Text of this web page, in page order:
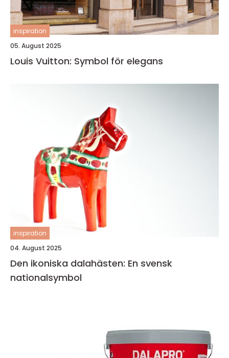
inspiration
05. August 2025
Louis Vuitton: Symbol för elegans
inspiration
04. August 2025
Den ikoniska dalahästen: En svensk
nationalsymbol